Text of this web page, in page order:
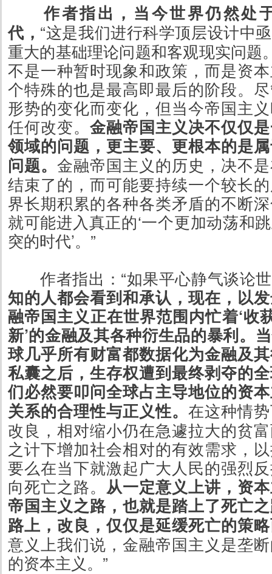
作者指出，当今世界仍然处
代， “这是我们进行科学顶层设计中
重大的基础理论问题和客观现实问题
不是一种暂时现象和政策，而是资
个特殊的也是最高即最后的阶段。
形势的变化而变化，但当今帝国主
任何改变。 金融帝国主义决不仅仅
领域的问题，更主要、更根本的是
问题。 金融帝国主义的历史，决不
结束了的，而可能要持续一个较长
界长期积累的各种各类矛盾的不断
就可能进入真正的‘一个更加动荡和
突的时代’。”
作者指出：“如果平心静气谈论
知的人都会看到和承认，现在，以
融帝国主义正在世界范围内忙着‘收
新’的金融及其各种衍生品的暴利。
球几乎所有财富都数据化为金融及
私囊之后，生存权遭到最终剥夺的
们必然要叩问全球占主导地位的资
关系的合理性与正义性。 在这种情
改良，相对缩小仍在急遽拉大的贫
之计下增加社会相对的有效需求，
要么在当下就激起广大人民的强烈
向死亡之路。 从一定意义上讲，资
帝国主义之路，也就是踏上了死亡
路上，改良，仅仅是延缓死亡的策
意义上我们说，金融帝国主义是垄
的资本主义。”